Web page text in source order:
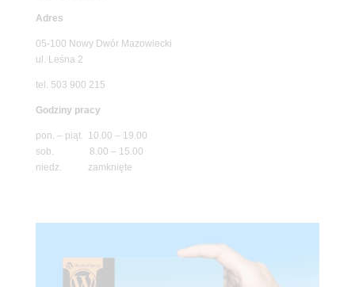
Adres
05-100 Nowy Dwór Mazowiecki
ul. Leśna 2
tel. 503 900 215
Godziny pracy
pon. – piąt. 10.00 – 19.00
sob. 8.00 – 15.00
niedz. zamknięte